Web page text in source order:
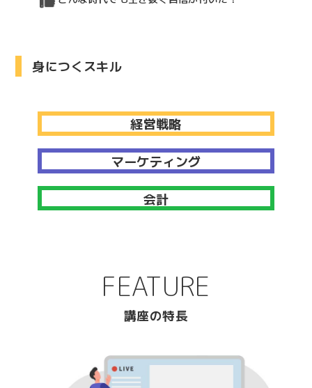
身につくスキル
経営戦略
マーケティング
会計
FEATURE
講座の特長